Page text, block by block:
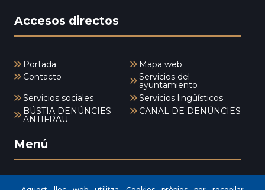
Accesos directos
Portada
Mapa web
Contacto
Servicios del
ayuntamiento
Servicios sociales
Servicios lingüísticos
BÚSTIA DENÚNCIES
ANTIFRAU
CANAL DE DENÚNCIES
Menú
INICI